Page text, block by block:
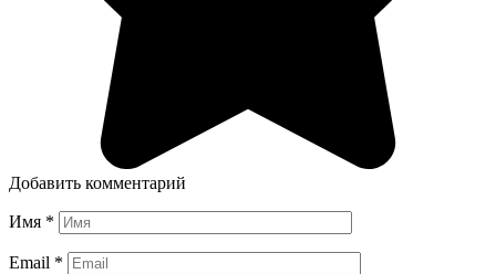
Добавить комментарий
Имя *
Email *